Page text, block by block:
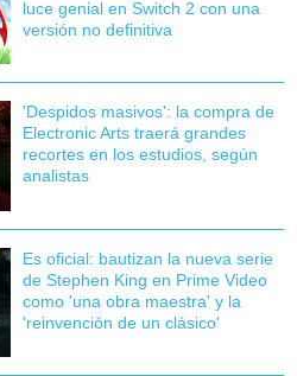
luce genial en Switch 2 con una
versión no definitiva
'Despidos masivos': la compra de
Electronic Arts traerá grandes
recortes en los estudios, según
analistas
Es oficial: bautizan la nueva serie
de Stephen King en Prime Video
como 'una obra maestra' y la
'reinvención de un clásico'